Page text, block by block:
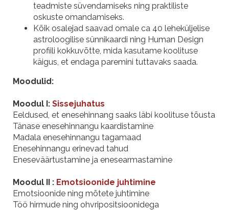
teadmiste süvendamiseks ning praktiliste
oskuste omandamiseks.
Kõik osalejad saavad omale ca 40 leheküljelise
astroloogilise sünnikaardi ning Human Design
profiili kokkuvõtte, mida kasutame koolituse
käigus, et endaga paremini tuttavaks saada.
Moodulid:
Moodul I: Sissejuhatus
Eeldused, et enesehinnang saaks läbi koolituse tõusta
Tänase enesehinnangu kaardistamine
Madala enesehinnangu tagamaad
Enesehinnangu erinevad tahud
Eneseväärtustamine ja enesearmastamine
Moodul II : Emotsioonide juhtimine
Emotsioonide ning mõtete juhtimine
Töö hirmude ning ohvripositsioonidega